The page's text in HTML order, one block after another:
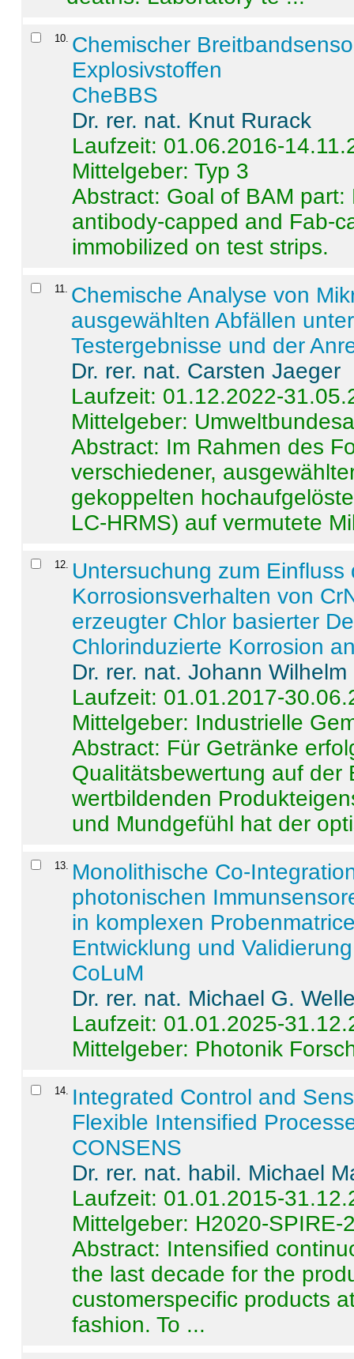
10 Chemischer
Explosivstoffen
CheBBS
Dr. rer. nat. Knut Rurack
Laufzeit: 01.06.2016-
Mittelgeber: Typ 3
Abstract: Goal of BAM
antibody-capped and Fab-
immobilized on test strips.
11
Chemische Analyse von
ausgewählten Abfällen
Testergebnisse und der
Dr. rer. nat. Carsten Jaeger
Laufzeit: 01.12.2022-
Mittelgeber:
Abstract: Im Rahmen des
verschiedener,
gekoppelten
LC-HRMS) auf vermutete
12
Untersuchung zum
Korrosionsverhalten von
erzeugter Chlor basierter
Chlorinduzierte Korrosion
Dr. rer. nat. Johann
Laufzeit: 01.01.2017-
Mittelgeber: Industrielle
Abstract: Für Getränke
Qualitätsbewertung auf der
wertbildenden
und Mundgefühl hat der
13
Monolithische Co-
photonischen
in komplexen
Entwicklung und
CoLuM
Dr. rer. nat. Michael G.
Laufzeit: 01.01.2025-
Mittelgeber: Photonik
14
Integrated Control and
Flexible Intensified
CONSENS
Dr. rer. nat. habil. Michael
Laufzeit: 01.01.2015-
Mittelgeber: H2020-SPIRE-
Abstract: Intensified
the last decade for the
customerspecific products
fashion. To ...